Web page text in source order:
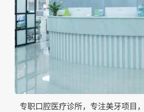
专职口腔医疗诊所，专注美牙项目